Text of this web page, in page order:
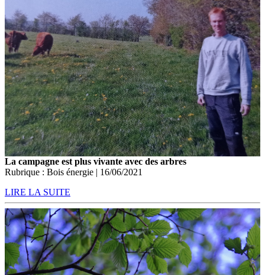
La campagne est plus vivante avec des arbres
Rubrique : Bois énergie | 16/06/2021
LIRE LA SUITE